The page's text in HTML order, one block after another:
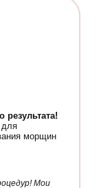
результата!
для
морщин
Мои